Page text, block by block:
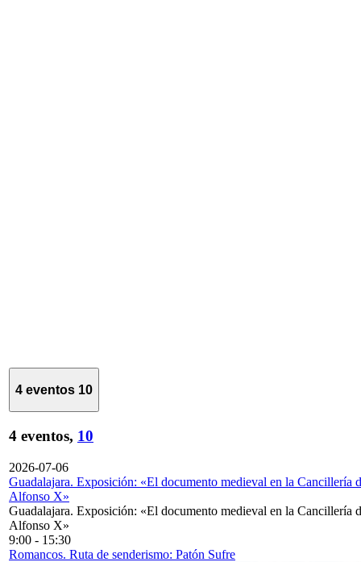
4 eventos 10
4 eventos, 10
2026-07-06
Guadalajara. Exposición: «El documento medieval en la Cancillería
Alfonso X»
Guadalajara. Exposición: «El documento medieval en la Cancillería
Alfonso X»
9:00 - 15:30
Romancos. Ruta de senderismo: Patón Sufre